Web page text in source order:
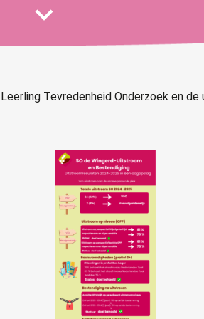
Tevredenheid Onderzoek en de